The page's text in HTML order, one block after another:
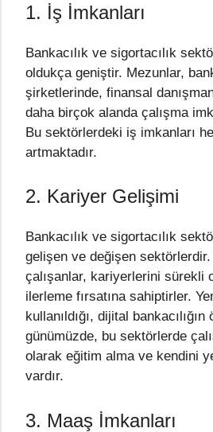
1. İş İmkanları
Bankacılık ve sigortacılık
oldukça geniştir. Mezunlar,
şirketlerinde, finansal
daha birçok alanda çalışma
Bu sektörlerdeki iş imkanları
artmaktadır.
2. Kariyer Gelişimi
Bankacılık ve sigortacılık
gelişen ve değişen
çalışanlar, kariyerlerini sürekli
ilerleme fırsatına sahiptirler.
kullanıldığı, dijital bankacılığın
günümüzde, bu sektörlerde
olarak eğitim alma ve kendini
vardır.
3. Maaş İmkanları